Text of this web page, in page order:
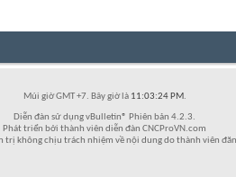
Múi giờ GMT +7. Bây giờ là 11:03:24 PM.
Diễn đàn sử dụng vBulletin® Phiên bản 4.2.3.
Phát triển bởi thành viên diễn đàn CNCProVN.com
trị không chịu trách nhiệm về nội dung do thành viên